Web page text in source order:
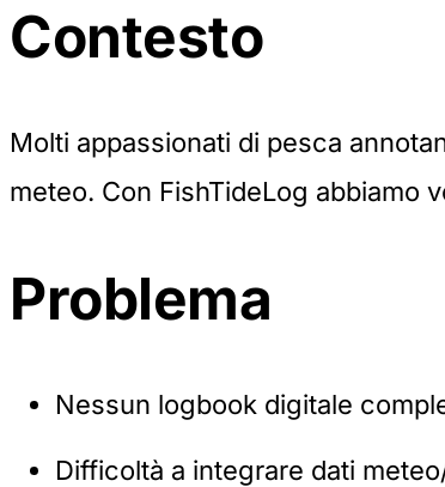
Contesto
Molti appassionati di pesca
meteo. Con FishTideLog abbiamo
Problema
Nessun logbook digitale
Difficoltà a integrare dati